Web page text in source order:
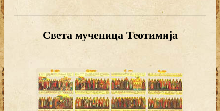
Света мученица Теотимија